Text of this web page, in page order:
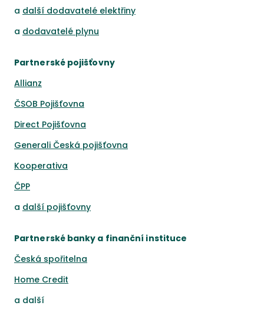
a další dodavatelé elektřiny
a dodavatelé plynu
Partnerské pojišťovny
Allianz
ČSOB Pojišťovna
Direct Pojišťovna
Generali Česká pojišťovna
Kooperativa
ČPP
a další pojišťovny
Partnerské banky a finanční instituce
Česká spořitelna
Home Credit
a další